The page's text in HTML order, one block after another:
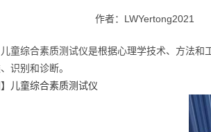
作者：LWYertong2021
儿童综合素质测试仪是根据心理学技术、方法
识别和诊断。
儿童综合素质测试仪